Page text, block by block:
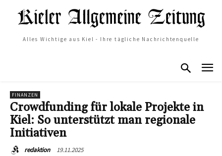
Alles Wichtige aus Kiel - Ihre tägliche Nachrichtenquelle
FINANZEN
Crowdfunding für lokale Projekte in
Kiel: So unterstützt man regionale
Initiativen
redaktion 19.11.2025